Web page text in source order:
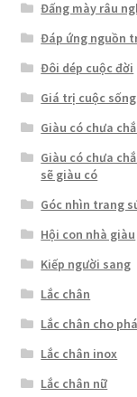
Đấng mày râu
Đáp ứng nguồn
Đôi dép cuộc đời
Giá trị cuộc sống
Giàu có chưa
Giàu có chưa
sẽ giàu có
Góc nhìn trang
Hội con nhà giàu
Kiếp người sang
Lắc chân
Lắc chân cho
Lắc chân inox
Lắc chân nữ